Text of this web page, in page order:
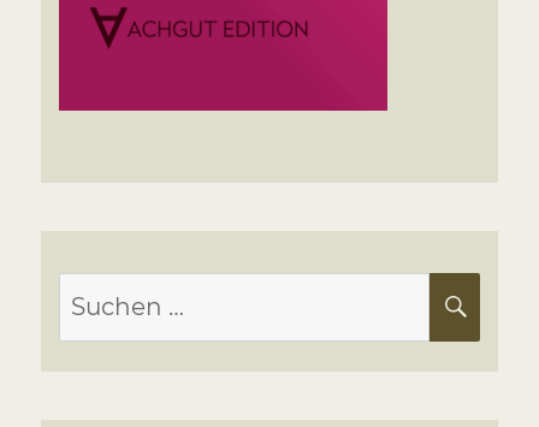
Suchen
nach: